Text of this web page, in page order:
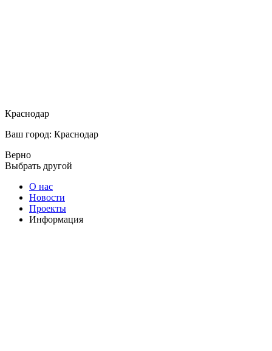
Краснодар
Ваш город: Краснодар
Верно
Выбрать другой
О нас
Новости
Проекты
Информация